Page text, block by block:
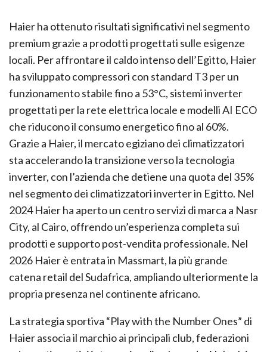
Haier ha ottenuto risultati significativi nel segmento
premium grazie a prodotti progettati sulle esigenze
locali. Per affrontare il caldo intenso dell’Egitto, Haier
ha sviluppato compressori con standard T3 per un
funzionamento stabile fino a 53°C, sistemi inverter
progettati per la rete elettrica locale e modelli AI ECO
che riducono il consumo energetico fino al 60%.
Grazie a Haier, il mercato egiziano dei climatizzatori
sta accelerando la transizione verso la tecnologia
inverter, con l’azienda che detiene una quota del 35%
nel segmento dei climatizzatori inverter in Egitto. Nel
2024 Haier ha aperto un centro servizi di marca a Nasr
City, al Cairo, offrendo un’esperienza completa sui
prodotti e supporto post-vendita professionale. Nel
2026 Haier è entrata in Massmart, la più grande
catena retail del Sudafrica, ampliando ulteriormente la
propria presenza nel continente africano.
La strategia sportiva “Play with the Number Ones” di
Haier associa il marchio ai principali club, federazioni